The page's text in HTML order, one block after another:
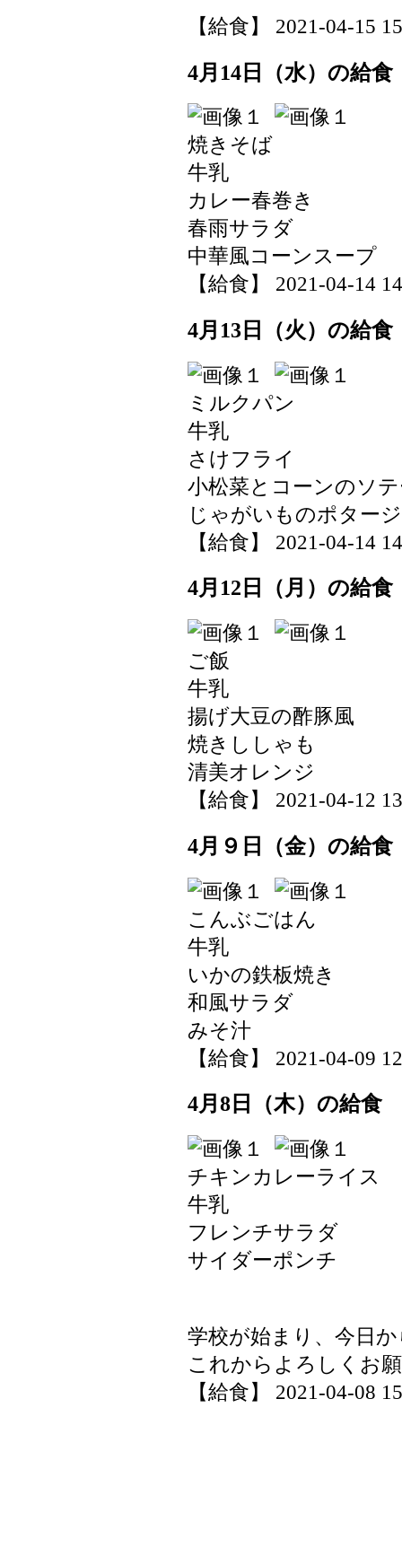
【給食】 2021-04-15
4月14日（水）の給食
焼きそば
牛乳
カレー春巻き
春雨サラダ
中華風コーンスープ
【給食】 2021-04-14
4月13日（火）の給食
ミルクパン
牛乳
さけフライ
小松菜とコーンのソ
じゃがいものポター
【給食】 2021-04-14
4月12日（月）の給食
ご飯
牛乳
揚げ大豆の酢豚風
焼きししゃも
清美オレンジ
【給食】 2021-04-12
4月９日（金）の給食
こんぶごはん
牛乳
いかの鉄板焼き
和風サラダ
みそ汁
【給食】 2021-04-09
4月8日（木）の給食
チキンカレーライス
牛乳
フレンチサラダ
サイダーポンチ
学校が始まり、今日
これからよろしくお
【給食】 2021-04-08